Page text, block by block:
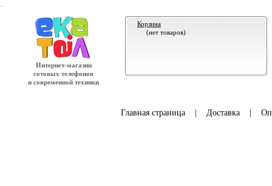
Интернет-магазин
сотовых телефонов
и современной техники
Корзина
(нет товаров)
Главная страница| Доставка|